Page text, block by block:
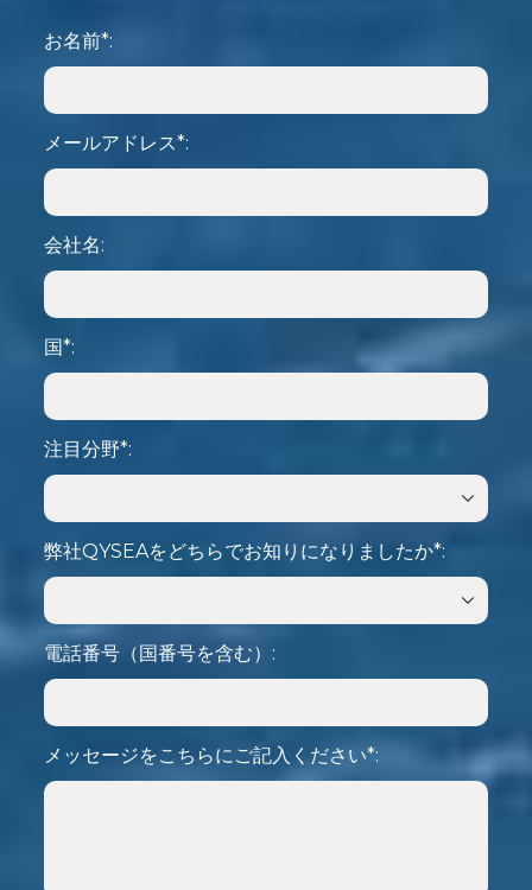
お名前*:
メールアドレス*:
会社名:
国*:
注目分野*:
弊社QYSEAをどちらでお知りになりましたか*:
電話番号（国番号を含む）:
メッセージをこちらにご記入ください*: